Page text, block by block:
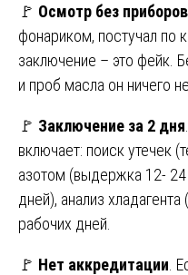
🚩 Осмотр без приборов
фонариком, постучал по
заключение – это фейк.
и проб масла он ничего
🚩 Заключение за 2 дня
включает: поиск утечек
азотом (выдержка 12- 24
дней), анализ
рабочих дней.
🚩 Нет аккредитации .